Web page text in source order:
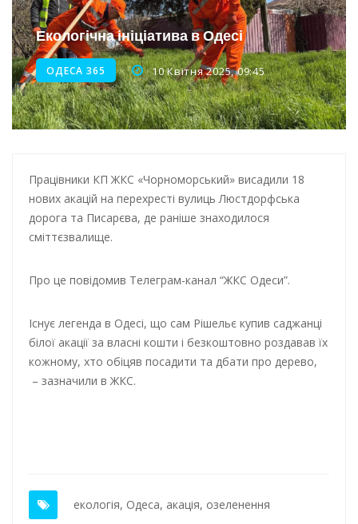
Нічна атака на Одесу: наслідки обстрілу
Енергетична підтримка для Одеси
Екологічна ініціатива в Одесі
ОДЕСА 365 10 Квітня 2025, 09:45
Працівники КП ЖКС «Чорноморський» висадили 18
нових акацій на перехресті вулиць Люстдорфська
дорога та Писарєва, де раніше знаходилося
сміттєзвалище.
Про це повідомив Телеграм-канал “ЖКС Одеси”.
Існує легенда в Одесі, що сам Рішельє купив саджанці
білої акації за власні кошти і безкоштовно роздавав їх
кожному, хто обіцяв посадити та дбати про дерево,
– зазначили в ЖКС.
екологія, Одеса, акація, озеленення